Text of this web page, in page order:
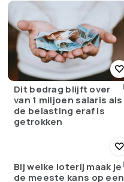
Dit bedrag blijft over
van 1 miljoen salaris als
de belasting eraf is
getrokken
Bij welke loterij maak je
de meeste kans op een